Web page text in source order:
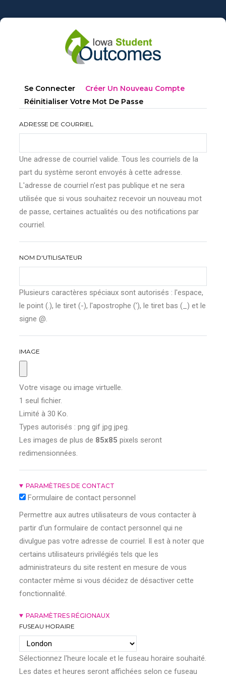
au
Onglets
principaux
Se Connecter Créer Un Nouveau Compte
Réinitialiser Votre Mot De Passe
ADRESSE DE COURRIEL
Une adresse de courriel valide. Tous les courriels de la
part du système seront envoyés à cette adresse.
L'adresse de courriel n'est pas publique et ne sera
utilisée que si vous souhaitez recevoir un nouveau mot
de passe, certaines actualités ou des notifications par
courriel.
NOM D'UTILISATEUR
Plusieurs caractères spéciaux sont autorisés : l'espace,
le point (.), le tiret (-), l'apostrophe ('), le tiret bas (_) et le
signe @.
IMAGE
Votre visage ou image virtuelle.
1 seul fichier.
Limité à 30 Ko.
Types autorisés : png gif jpg jpeg.
Les images de plus de 85x85 pixels seront
redimensionnées.
PARAMÈTRES DE CONTACT
Formulaire de contact personnel
Permettre aux autres utilisateurs de vous contacter à
partir d'un formulaire de contact personnel qui ne
divulgue pas votre adresse de courriel. Il est à noter que
certains utilisateurs privilégiés tels que les
administrateurs du site restent en mesure de vous
contacter même si vous décidez de désactiver cette
fonctionnalité.
PARAMÈTRES RÉGIONAUX
FUSEAU HORAIRE
Sélectionnez l'heure locale et le fuseau horaire souhaité.
Les dates et heures seront affichées selon ce fuseau